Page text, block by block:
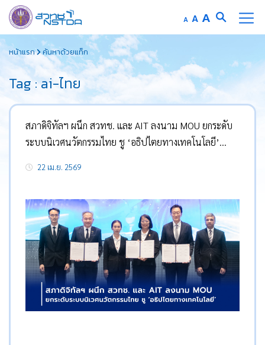
to
content
A Decrease
font
AReset
font
A Increase
font
หน้าแรก ค้นหาด้วยแท็ก
Tag : ai-ไทย
สภาดิจิทัลฯ ผนึก สวทช. และ AIT ลงนาม MOU ยกระดับ
ระบบนิเวศนวัตกรรมไทย ชู ‘อธิปไตยทางเทคโนโลยี’
นำร่องแก้วิกฤตน้ำ
22 เม.ย. 2569